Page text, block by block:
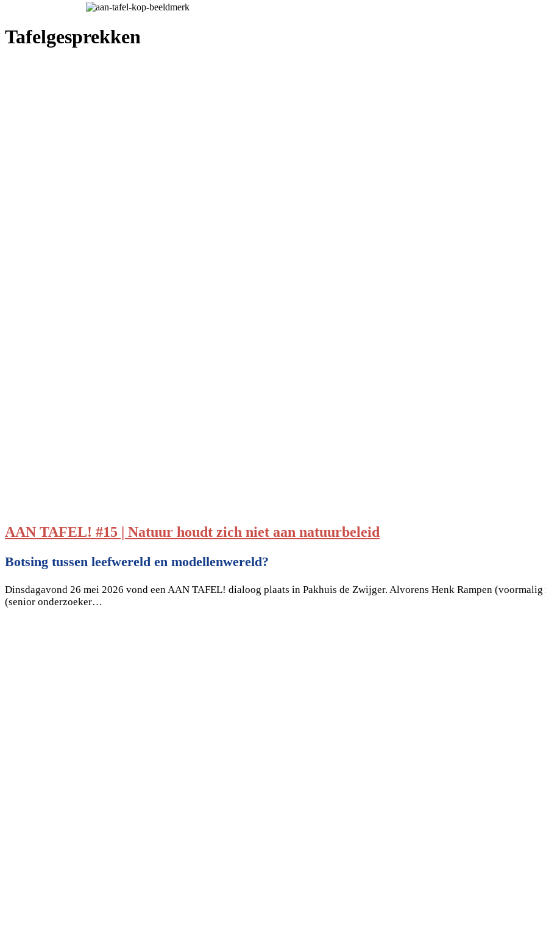
Tafelgesprekken
AAN TAFEL! #15 | Natuur houdt zich niet aan natuurbeleid
Botsing tussen leefwereld en modellenwereld?
Dinsdagavond 26 mei 2026 vond een AAN TAFEL! dialoog plaats in Pakhuis de Zwijger. Alvorens Henk Rampen
(senior onderzoeker…